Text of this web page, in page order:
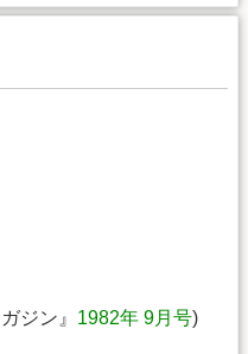
ジン』 1982年 9月号)